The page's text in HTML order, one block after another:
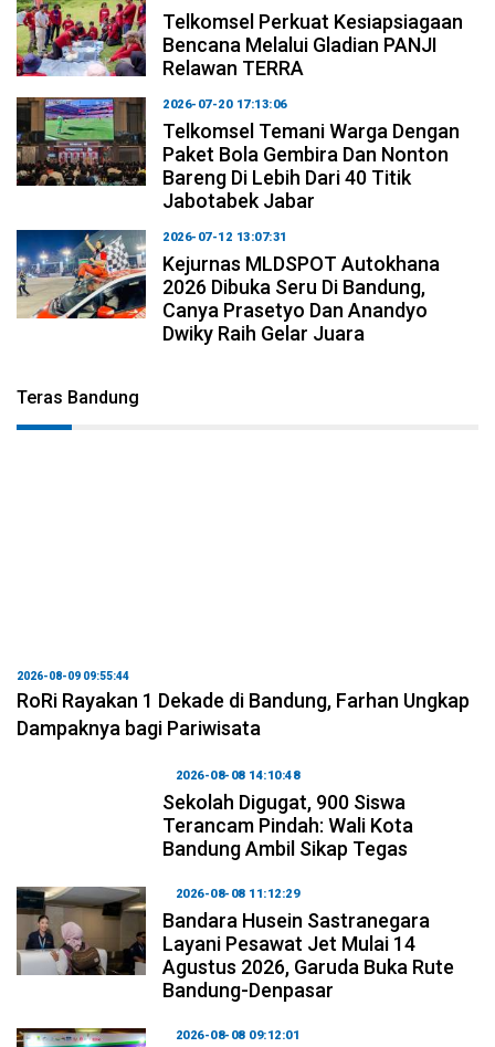
Telkomsel Perkuat Kesiapsiagaan
Bencana Melalui Gladian PANJI
Relawan TERRA
2026-07-20 17:13:06
Telkomsel Temani Warga Dengan
Paket Bola Gembira Dan Nonton
Bareng Di Lebih Dari 40 Titik
Jabotabek Jabar
2026-07-12 13:07:31
Kejurnas MLDSPOT Autokhana
2026 Dibuka Seru Di Bandung,
Canya Prasetyo Dan Anandyo
Dwiky Raih Gelar Juara
Teras Bandung
2026-08-09 09:55:44
RoRi Rayakan 1 Dekade di Bandung, Farhan Ungkap
Dampaknya bagi Pariwisata
2026-08-08 14:10:48
Sekolah Digugat, 900 Siswa
Terancam Pindah: Wali Kota
Bandung Ambil Sikap Tegas
2026-08-08 11:12:29
Bandara Husein Sastranegara
Layani Pesawat Jet Mulai 14
Agustus 2026, Garuda Buka Rute
Bandung-Denpasar
2026-08-08 09:12:01